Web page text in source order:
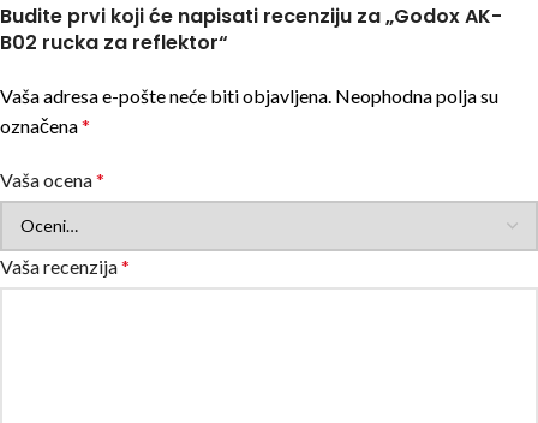
Budite prvi koji će napisati recenziju za „Godox AK-
B02 rucka za reflektor“
Vaša adresa e-pošte neće biti objavljena. Neophodna polja su
označena*
Vaša ocena*
Vaša recenzija*